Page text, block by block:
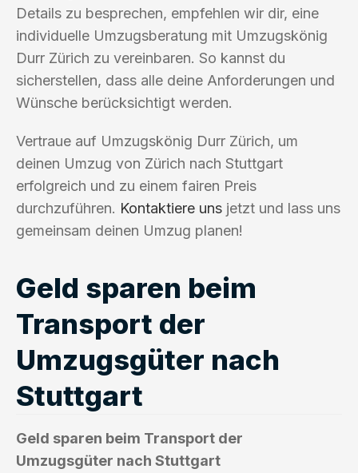
Details zu besprechen, empfehlen wir dir, eine
individuelle Umzugsberatung mit Umzugskönig
Durr Zürich zu vereinbaren. So kannst du
sicherstellen, dass alle deine Anforderungen und
Wünsche berücksichtigt werden.
Vertraue auf Umzugskönig Durr Zürich, um
deinen Umzug von Zürich nach Stuttgart
erfolgreich und zu einem fairen Preis
durchzuführen. Kontaktiere uns jetzt und lass uns
gemeinsam deinen Umzug planen!
Geld sparen beim
Transport der
Umzugsgüter nach
Stuttgart
Geld sparen beim Transport der
Umzugsgüter nach Stuttgart